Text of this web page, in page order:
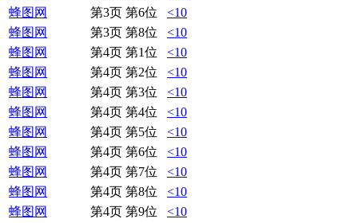
蜂图网
第3页 第6位
<10
蜂图网
第3页 第8位
<10
蜂图网
第4页 第1位
<10
蜂图网
第4页 第2位
<10
蜂图网
第4页 第3位
<10
蜂图网
第4页 第4位
<10
蜂图网
第4页 第5位
<10
蜂图网
第4页 第6位
<10
蜂图网
第4页 第7位
<10
蜂图网
第4页 第8位
<10
蜂图网
第4页 第9位
<10